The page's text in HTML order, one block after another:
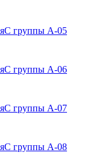
группы А-05
группы А-06
группы А-07
группы А-08